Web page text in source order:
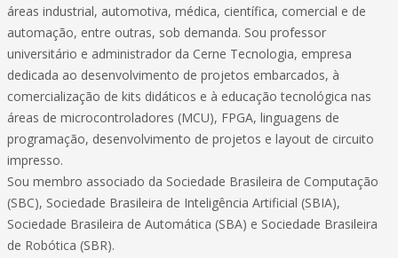
áreas industrial, automotiva, médica, científica, comercial e de
automação, entre outras, sob demanda. Sou professor
universitário e administrador da Cerne Tecnologia, empresa
dedicada ao desenvolvimento de projetos embarcados, à
comercialização de kits didáticos e à educação tecnológica nas
áreas de microcontroladores (MCU), FPGA, linguagens de
programação, desenvolvimento de projetos e layout de circuito
impresso.
Sou membro associado da Sociedade Brasileira de Computação
(SBC), Sociedade Brasileira de Inteligência Artificial (SBIA),
Sociedade Brasileira de Automática (SBA) e Sociedade Brasileira
de Robótica (SBR).